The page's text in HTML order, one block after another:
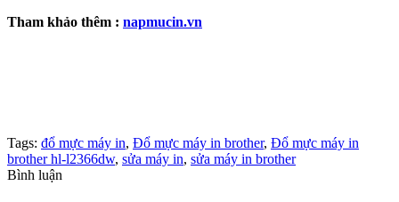
Tham khảo thêm : napmucin.vn
Tags: đổ mực máy in, Đổ mực máy in brother, Đổ mực máy in
brother hl-l2366dw, sửa máy in, sửa máy in brother
Bình luận